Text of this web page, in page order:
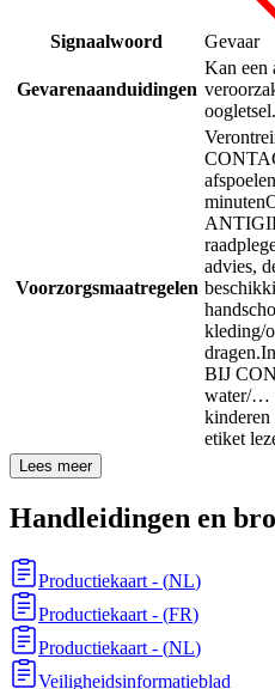
Signaalwoord Gevaar
Gevarenaanduidingen
Kan een
oogletsel.
Voorzorgsmaatregelen
minuten
advies,
kleding/
dragen.
BIJ
water/…
kinderen
etiket
Lees meer
Handleidingen en
Productiekaart - (NL)
Productiekaart - (FR)
Productiekaart - (NL)
Veiligheidsinformatieblad